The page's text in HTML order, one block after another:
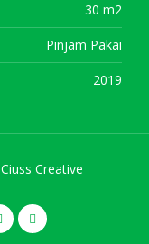
30 m2
Pinjam Pakai
2019
Ciuss Creative